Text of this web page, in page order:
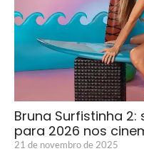
Bruna Surfistinha
para 2026 nos
21 de novembro de 2025